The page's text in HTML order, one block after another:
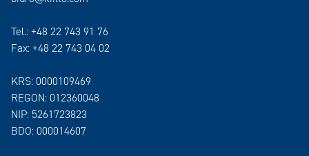
Tel.: +48 22 743 91 76
Fax: +48 22 743 04 02
KRS: 0000109469
REGON: 012360048
NIP: 5261723823
BDO: 000014607